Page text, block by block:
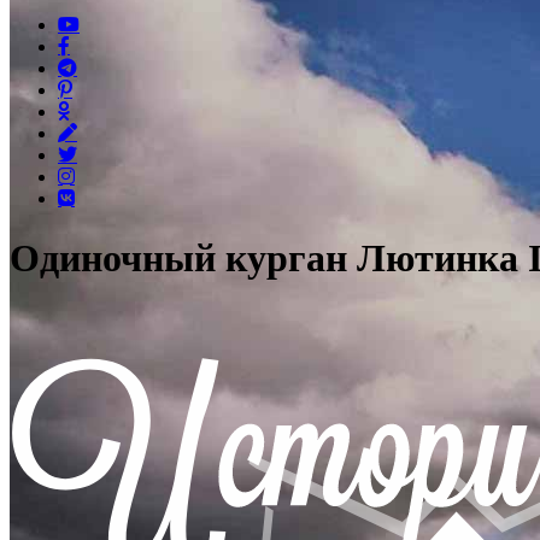
Одиночный курган Лютинка